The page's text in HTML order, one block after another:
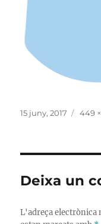
Publicat
15 juny, 2017
Mida
449
Deixa un
L'adreça electrònica